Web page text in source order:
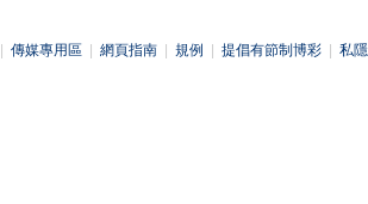
傳媒專用區 網頁指南 規例 提倡有節制博彩 私